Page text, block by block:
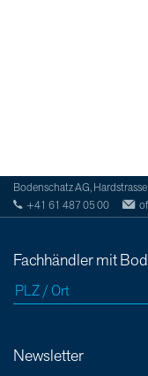
Bodenschatz AG,
+41 61 487 05 00
Fachhändler mit
Newsletter